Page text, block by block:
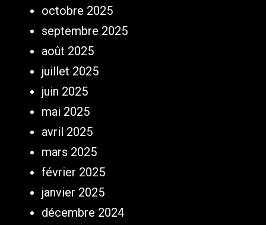
octobre 2025
septembre 2025
août 2025
juillet 2025
juin 2025
mai 2025
avril 2025
mars 2025
février 2025
janvier 2025
décembre 2024